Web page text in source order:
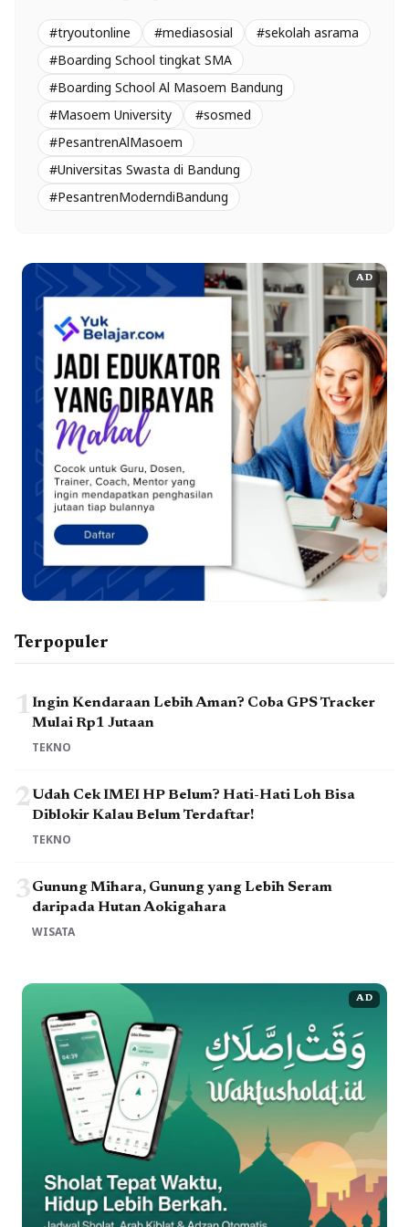
#tryoutonline #mediasosial
#sekolah asrama
#Boarding School tingkat SMA
#Boarding School Al Masoem Bandung
#Masoem University
#sosmed
#PesantrenAlMasoem
#Universitas Swasta di Bandung
#PesantrenModerndiBandung
AD
Terpopuler
1Ingin Kendaraan Lebih Aman? Coba GPS Tracker
Mulai Rp1 Jutaan
TEKNO
2Udah Cek IMEI HP Belum? Hati-Hati Loh Bisa
Diblokir Kalau Belum Terdaftar!
TEKNO
3Gunung Mihara, Gunung yang Lebih Seram
daripada Hutan Aokigahara
WISATA
AD